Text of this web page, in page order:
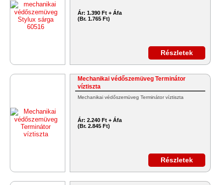
Ár: 1.390 Ft + Áfa
(Br. 1.765 Ft)
Részletek
Mechanikai védőszemüveg Terminátor
víztiszta
Mechanikai védőszemüveg Terminátor víztiszta
Ár: 2.240 Ft + Áfa
(Br. 2.845 Ft)
Részletek